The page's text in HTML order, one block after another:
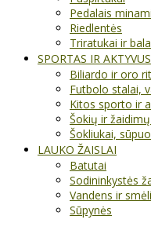
Pedalais
Riedlentės
Triratukai ir
SPORTAS IR
Biliardo ir oro
Futbolo stalai,
Kitos sporto ir
Šokių ir
Šokliukai,
LAUKO ŽAISLAI
Batutai
Sodininkystės
Vandens ir
Sūpynės